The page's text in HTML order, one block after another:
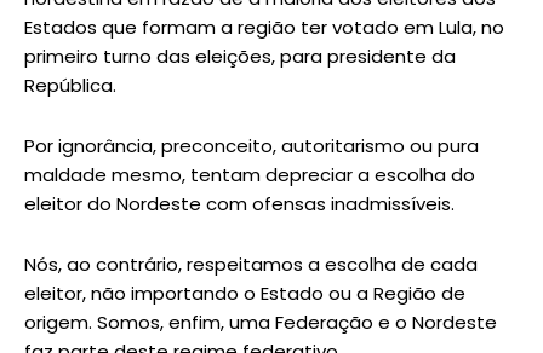
Estados que formam a região ter votado em Lula, no
primeiro turno das eleições, para presidente da
República.
Por ignorância, preconceito, autoritarismo ou pura
maldade mesmo, tentam depreciar a escolha do
eleitor do Nordeste com ofensas inadmissíveis.
Nós, ao contrário, respeitamos a escolha de cada
eleitor, não importando o Estado ou a Região de
origem. Somos, enfim, uma Federação e o Nordeste